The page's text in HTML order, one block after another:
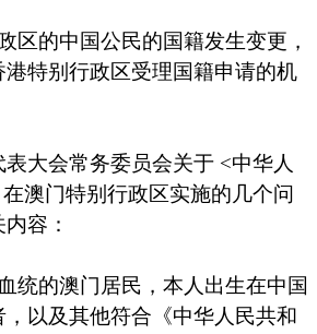
区的中国公民的国籍发生变更，
特别行政区受理国籍申请的机
大会常务委员会关于 <中华人
澳门特别行政区实施的几个问
容：
统的澳门居民，本人出生在中国
以及其他符合《中华人民共和